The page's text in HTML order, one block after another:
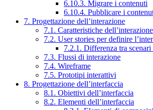
6.10.3. Migrare i contenuti
6.10.4. Pubblicare i
7. Progettazione dell’interazione
7.1. Caratteristiche dell’interazione
7.2. User stories per definire
7.2.1. Differenza tra scenari
7.3. Flussi di interazione
7.4. Wireframe
7.5. Prototipi interattivi
8. Progettazione dell’interfaccia
8.1. Obiettivi dell’interfaccia
8.2. Elementi dell’interfaccia